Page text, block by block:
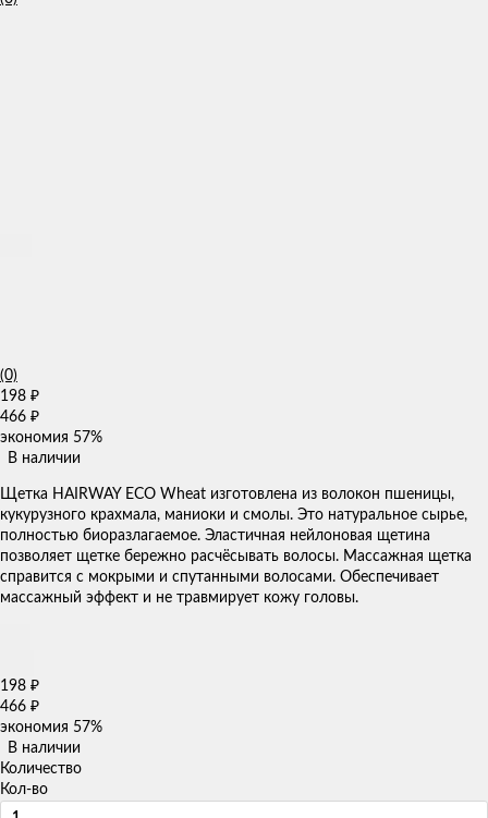
(0)
198 ₽
466 ₽
экономия 57%
В наличии
Щетка HAIRWAY ECO Wheat изготовлена из волокон пшеницы,
кукурузного крахмала, маниоки и смолы. Это натуральное сырье,
полностью биоразлагаемое. Эластичная нейлоновая щетина
позволяет щетке бережно расчёсывать волосы. Массажная щетка
справится с мокрыми и спутанными волосами. Обеспечивает
массажный эффект и не травмирует кожу головы.
198 ₽
466 ₽
экономия 57%
В наличии
Количество
Кол-во